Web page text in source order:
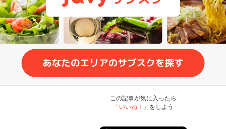
この記事が気に入ったら
「いいね！」 をしよう